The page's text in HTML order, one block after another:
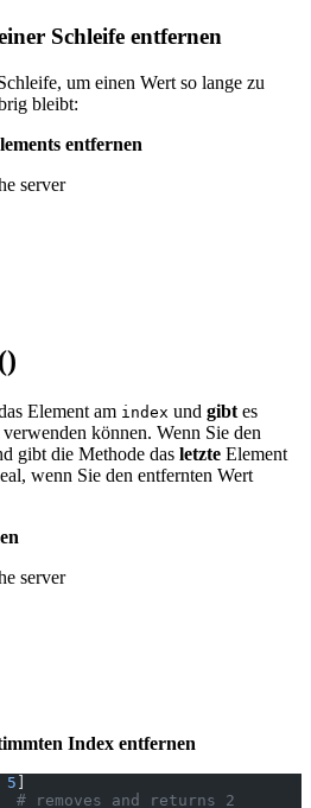
Schleife entfernen
um einen Wert so lange zu
bleibt:
entfernen
server
Element am index und gibt es
können. Wenn Sie den
gibt die Methode das letzte Element
wenn Sie den entfernten Wert
server
Index entfernen
5 ]
# removes and returns 2